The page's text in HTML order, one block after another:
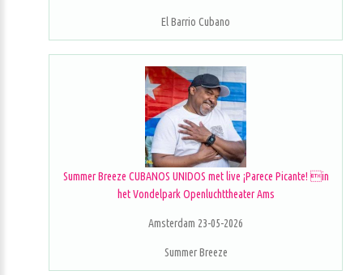
El Barrio Cubano
Summer Breeze CUBANOS UNIDOS met live ¡Parece Picante! in
het Vondelpark Openluchttheater Ams
Amsterdam 23-05-2026
Summer Breeze